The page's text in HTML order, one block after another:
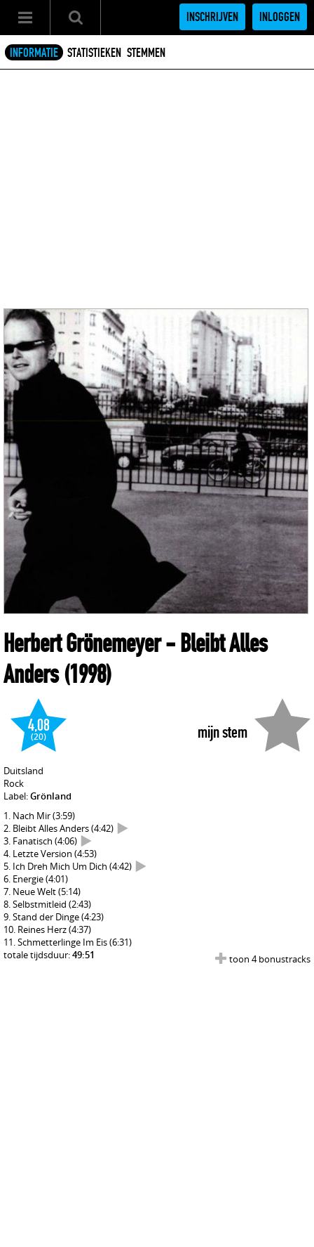
INSCHRIJVEN INLOGGEN
INFORMATIE STATISTIEKEN STEMMEN
Herbert Grönemeyer- Bleibt Alles
Anders(1998)
mijn stem
4,08
(20)
Duitsland
Rock
Label:Grönland
Nach Mir(3:59)
Bleibt Alles Anders(4:42)
Fanatisch (4:06)
Letzte Version (4:53)
Ich Dreh Mich Um Dich (4:42)
Energie(4:01)
Neue Welt(5:14)
Selbstmitleid (2:43)
Stand der Dinge(4:23)
Reines Herz(4:37)
Schmetterlinge Im Eis(6:31)
toon 4 bonustracks
totale tijdsduur:49:51